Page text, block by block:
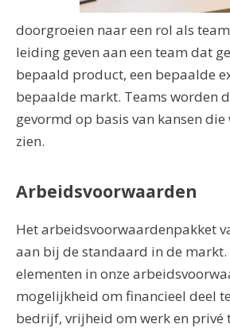
doorgroeien naar een rol als
leiding geven aan een team dat
bepaald product, een bepaalde
bepaalde markt. Teams worden
gevormd op basis van kansen
zien.
Arbeidsvoorwaarden
Het arbeidsvoorwaardenpakket
aan bij de standaard in de markt.
elementen in onze
mogelijkheid om financieel deel
bedrijf, vrijheid om werk en privé